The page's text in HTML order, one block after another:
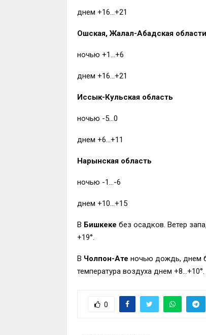
днем +16…+21
Ошская, Жалал-Абадская области
ночью +1…+6
днем +16…+21
Иссык-Кульская область
ночью -5…0
днем +6…+11
Нарынская область
ночью -1…-6
днем +10…+15
В Бишкеке без осадков. Ветер
+19°.
В Чолпон-Ате ночью дождь, днем
температура воздуха днем +8…+10°.
0